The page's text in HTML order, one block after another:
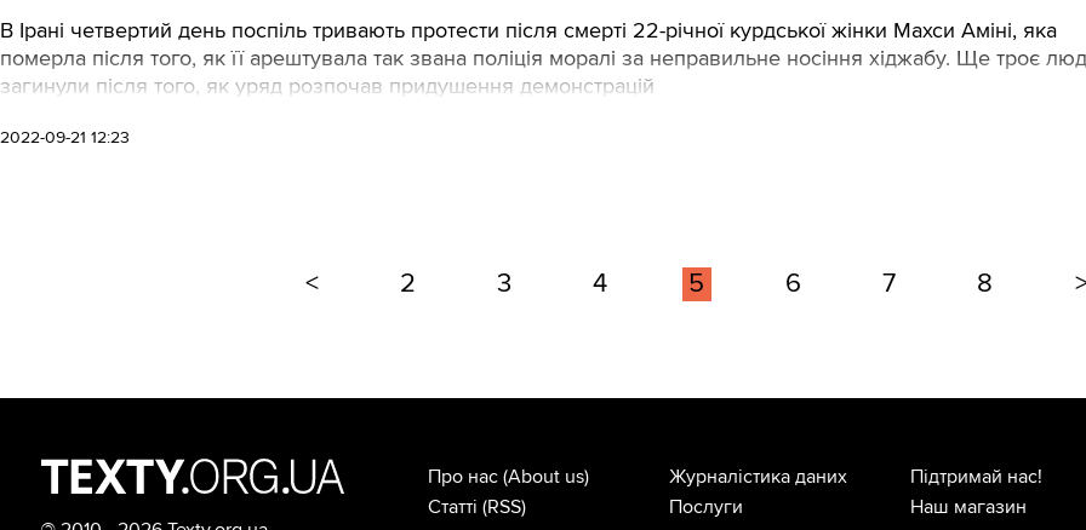
В Ірані четвертий день поспіль тривають протести після смерті 22-річної курдської жінки Махси Аміні, яка
померла після того, як її арештувала так звана поліція моралі за неправильне носіння хіджабу. Ще троє
загинули після того, як уряд розпочав придушення демонстрацій
2022-09-21 12:23
< 2 3 4 5 6 7 8
Про нас (About us)
Статті (RSS)
Журналістика даних
Послуги
Підтримай нас!
Наш магазин